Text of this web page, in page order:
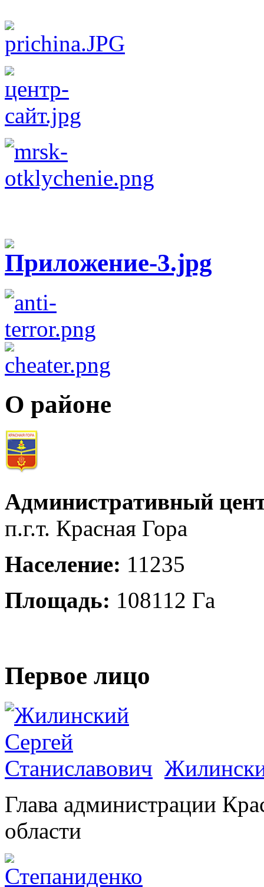
О районе
Административный
п.г.т. Красная Гора
Население: 11235
Площадь: 108112 Га
Первое лицо
Глава администрации
области